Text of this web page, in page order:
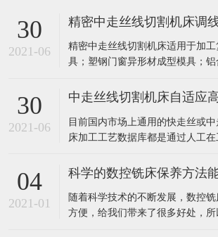
30
2021-06
精密中走丝线切割机床适用于加
具；塑钢门窗异形材成型模具；铝
型模具；塑钢门窗机顶流道模具；
密中走丝线切割机床多线切割是
上的金刚线高速往复运动，将半
30
2021-06
目前国内市场上通用的快走丝或
床加工工艺数据库都是通过人工在
工过程是静态的，所以加工过程放
根据材料厚度变化而实时自动调节
影响加工件精度和切割面粗糙度
机床加工模具或零件时，一部分
04
2021-01
随着科学技术的不断发展，数控
方便，给我们带来了很多好处，